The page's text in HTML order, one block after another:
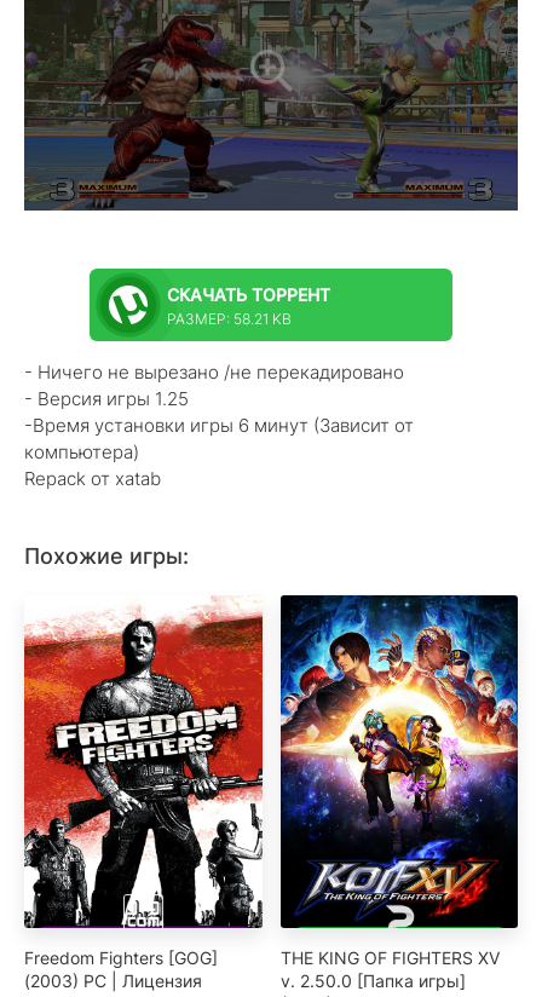
СКАЧАТЬ ТОРРЕНТ
РАЗМЕР: 58.21 KB
- Ничего не вырезано /не перекадировано
- Версия игры 1.25
-Время установки игры 6 минут (Зависит от
компьютера)
Repack от xatab
Похожие игры:
Freedom Fighters [GOG]
(2003) PC | Лицензия
THE KING OF FIGHTERS XV
v. 2.50.0 [Папка игры]